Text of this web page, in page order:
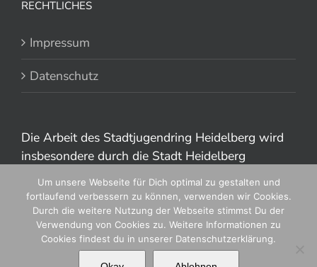
RECHTLICHES
Impressum
Datenschutz
Die Arbeit des Stadtjugendring Heidelberg wird
insbesondere durch die Stadt Heidelberg
Um unsere Webseite für Dich optimal zu gestalten und
fortlaufend verbessern zu können, verwenden wir Cookies.
Durch die weitere Nutzung der Webseite stimmst Du der
Verwendung von Cookies zu. Weitere Informationen zu
Cookies findest du in unserer Datenschutzerklärung.